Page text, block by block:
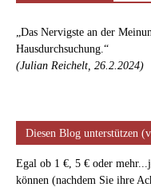
„Das Nervigste an der
Hausdurchsuchung.“
(Julian Reichelt, 26.2.2024)
Diesen Blog unterstützen
Egal ob 1 €, 5 € oder
können (nachdem Sie ihre